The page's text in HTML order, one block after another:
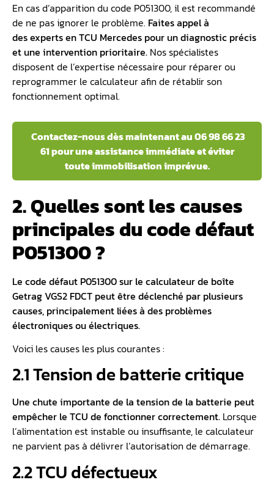
En cas d’apparition du code P051300, il est recommandé
de ne pas ignorer le problème. Faites appel à
desexperts en TCU Mercedes pour un diagnostic précis
et une intervention prioritaire. Nos spécialistes
disposent de l’expertise nécessaire pour réparer ou
reprogrammer le calculateur afin de rétablir son
fonctionnement optimal.
Contactez-nous dès maintenant au 06 98 66 23
61 pour une assistance immédiate et éviter
toute immobilisation imprévue.
2. Quelles sont les causes
principales du code défaut
P051300 ?
Le code défaut P051300 sur le calculateur de boîte
Getrag VGS2 FDCT peut être déclenché par plusieurs
causes, principalement liées à des problèmes
électroniques ou électriques.
Voici les causes les plus courantes :
2.1 Tension de batterie critique
Une chute importante de la tension de la batterie peut
empêcher le TCU de fonctionner correctement. Lorsque
l’alimentation est instable ou insuffisante, le calculateur
ne parvient pas à délivrer l’autorisation de démarrage.
2.2 TCU défectueux